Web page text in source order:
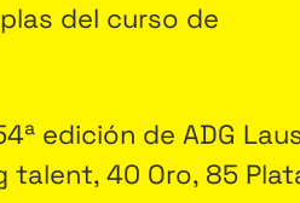
del curso de
edición de ADG
talent, 40 Oro, 85